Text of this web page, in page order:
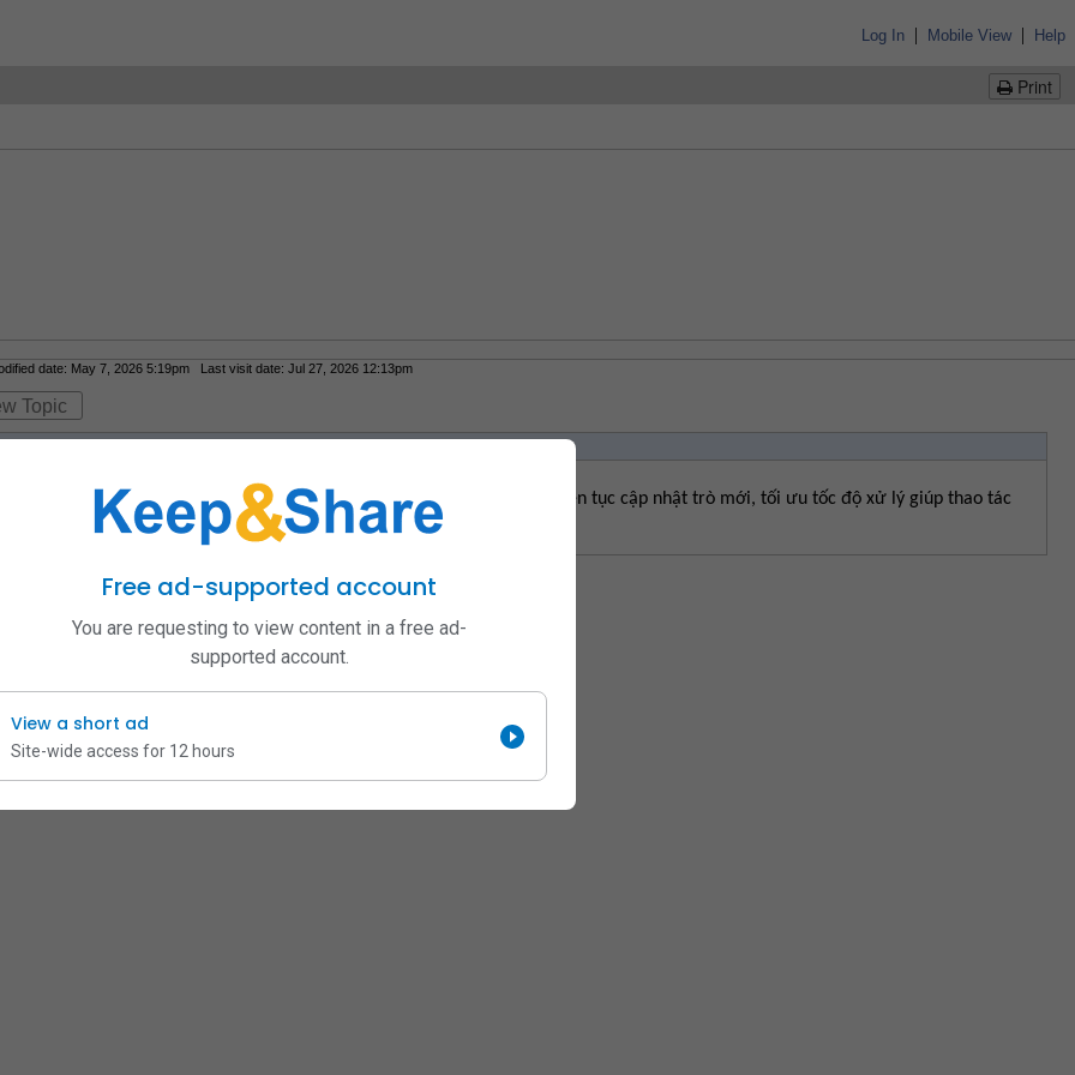
Log In | Mobile View | Help
Print
date: May 7, 2026 5:19pm Last visit date: Jul 27, 2026 12:13pm
Topic
thưởng hấp dẫn với nhiều tựa game quen thuộc và hiện đại. Hệ thống liên tục cập nhật trò mới, tối ưu tốc độ xử lý giúp thao tác
cảm giác mượt mà trong suốt quá trình tham gia.
Free ad-supported account
You are requesting to view content in a free ad-
supported account.
View a short ad
Site-wide access for 12 hours